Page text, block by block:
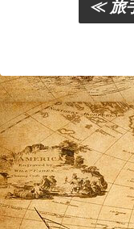
≪ 旅